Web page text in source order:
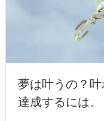
夢は叶うの？
達成するには。